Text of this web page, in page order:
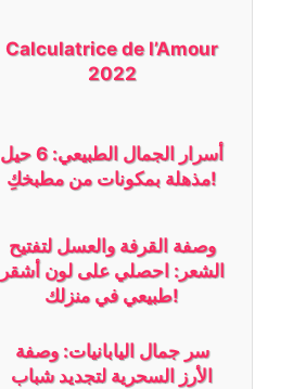
Calculatrice de l’Amour
2022
أسرار الجمال الطبيعي: 6 حيل
مذهلة بمكونات من مطبخكِ!
وصفة القرفة والعسل لتفتيح
الشعر: احصلي على لون أشقر
طبيعي في منزلك!
سر جمال اليابانيات: وصفة
الأرز السحرية لتجديد شباب